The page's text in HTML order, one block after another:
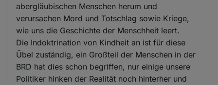
abergläubischen Menschen herum und
verursachen Mord und Totschlag sowie Kriege,
wie uns die Geschichte der Menschheit leert.
Die Indoktrination von Kindheit an ist für diese
Übel zuständig, ein Großteil der Menschen in der
BRD hat dies schon begriffen, nur einige unsere
Politiker hinken der Realität noch hinterher und